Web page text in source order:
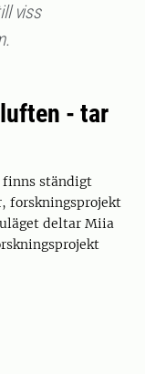
viss
- tar
finns ständigt
forskningsprojekt
deltar Miia